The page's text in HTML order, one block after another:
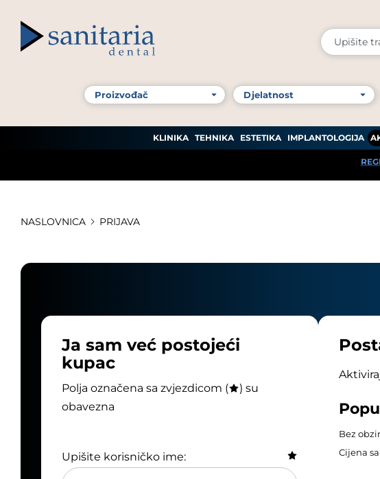
KLINIKA TEHNIKA ESTETIKA IMPLANTOLOGIJA
NASLOVNICA PRIJAVA
Ja sam već postojeći
kupac
Polja označena sa zvjezdicom (
) su
obavezna
Upišite korisničko ime:
Bez
Cijena